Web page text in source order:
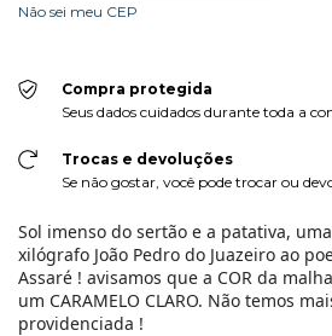
Não sei meu CEP
Compra protegida
Seus dados cuidados durante toda a
Trocas e devoluções
Se não gostar, você pode trocar ou
Sol imenso do sertão e a patativa,
xilógrafo João Pedro do Juazeiro ao
Assaré ! avisamos que a COR da
um CARAMELO CLARO. Não temos
providenciada !